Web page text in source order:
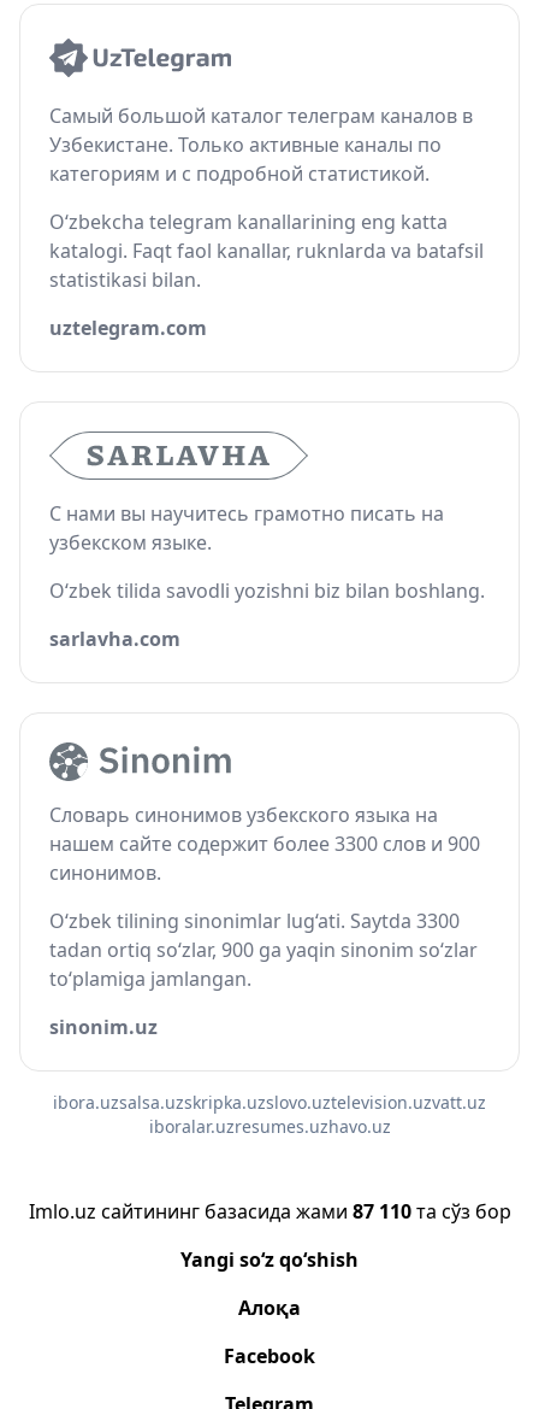
Самый большой каталог телеграм каналов в
Узбекистане. Только активные каналы по
категориям и с подробной статистикой.
O‘zbekcha telegram kanallarining eng katta
katalogi. Faqt faol kanallar, ruknlarda va batafsil
statistikasi bilan.
uztelegram.com
С нами вы научитесь грамотно писать на
узбекском языке.
O‘zbek tilida savodli yozishni biz bilan boshlang.
sarlavha.com
Словарь синонимов узбекского языка на
нашем сайте содержит более 3300 слов и 900
синонимов.
O‘zbek tilining sinonimlar lug‘ati. Saytda 3300
tadan ortiq so‘zlar, 900 ga yaqin sinonim so‘zlar
to‘plamiga jamlangan.
sinonim.uz
ibora.uzsalsa.uzskripka.uzslovo.uztelevision.uzvatt.uz
iboralar.uzresumes.uzhavo.uz
Imlo.uz сайтининг базасида жами 87 110та сўз бор
Yangi so‘z qo‘shish
Алоқа
Facebook